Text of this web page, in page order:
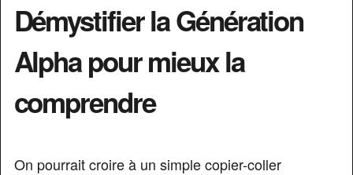
Démystifier la Génération
Alpha pour mieux la
comprendre
On pourrait croire à un simple copier-coller